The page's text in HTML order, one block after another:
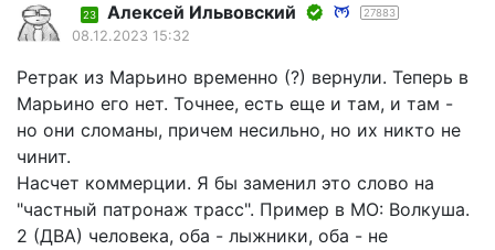
23 Алексей Ильвовский 27883
08.12.2023 15:32
Ретрак из Марьино временно (?) вернули. Теперь в
Марьино его нет. Точнее, есть еще и там, и там -
но они сломаны, причем несильно, но их никто не
чинит.
Насчет коммерции. Я бы заменил это слово на
"частный патронаж трасс". Пример в МО: Волкуша.
2 (ДВА) человека, оба - лыжники, оба - не